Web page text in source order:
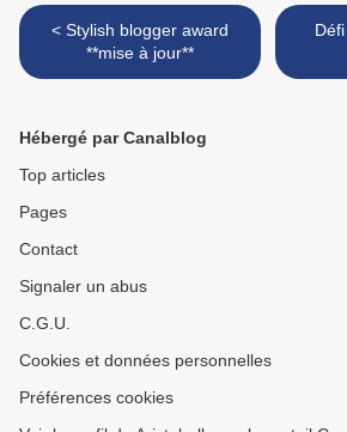
< Stylish blogger award
**mise à jour**
Hébergé par Canalblog
Top articles
Pages
Contact
Signaler un abus
C.G.U.
Cookies et données personnelles
Préférences cookies